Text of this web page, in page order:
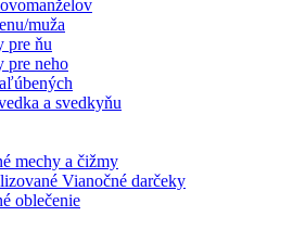
muža
pre ňu
pre neho
a svedkyňu
mechy a čižmy
Vianočné darčeky
oblečenie